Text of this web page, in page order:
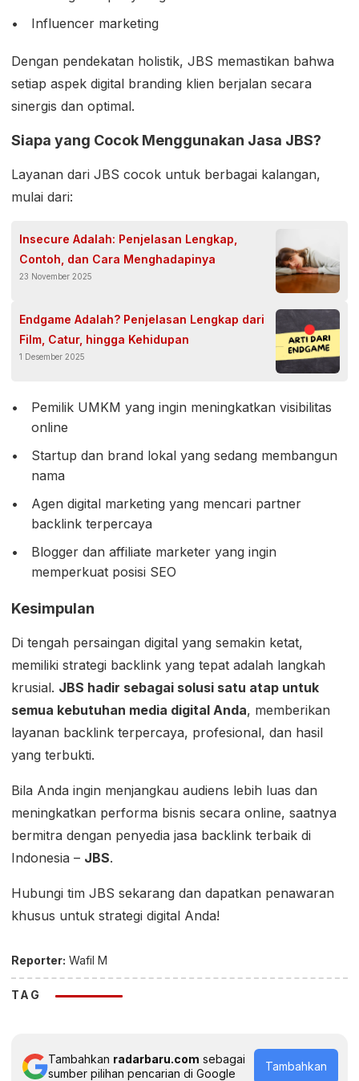
Influencer marketing
Dengan pendekatan holistik, JBS memastikan bahwa
setiap aspek digital branding klien berjalan secara
sinergis dan optimal.
Siapa yang Cocok Menggunakan Jasa JBS?
Layanan dari JBS cocok untuk berbagai kalangan,
mulai dari:
Insecure Adalah: Penjelasan Lengkap,
Contoh, dan Cara Menghadapinya
23 November 2025
Endgame Adalah? Penjelasan Lengkap dari
Film, Catur, hingga Kehidupan
1 Desember 2025
Pemilik UMKM yang ingin meningkatkan visibilitas
online
Startup dan brand lokal yang sedang membangun
nama
Agen digital marketing yang mencari partner
backlink terpercaya
Blogger dan affiliate marketer yang ingin
memperkuat posisi SEO
Kesimpulan
Di tengah persaingan digital yang semakin ketat,
memiliki strategi backlink yang tepat adalah langkah
krusial. JBS hadir sebagai solusi satu atap untuk
semua kebutuhan media digital Anda, memberikan
layanan backlink terpercaya, profesional, dan hasil
yang terbukti.
Bila Anda ingin menjangkau audiens lebih luas dan
meningkatkan performa bisnis secara online, saatnya
bermitra dengan penyedia jasa backlink terbaik di
Indonesia – JBS.
Hubungi tim JBS sekarang dan dapatkan penawaran
khusus untuk strategi digital Anda!
Reporter: Wafil M
TAG
Tambahkan radarbaru.com sebagai
sumber pilihan pencarian di Google
Tambahkan